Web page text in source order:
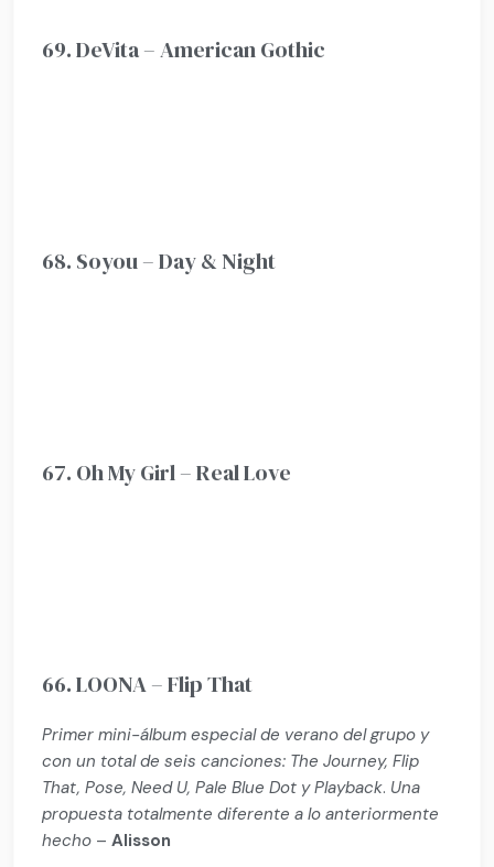
69. DeVita – American Gothic
68. Soyou – Day & Night
67. Oh My Girl – Real Love
66. LOONA – Flip That
Primer mini-álbum especial de verano del grupo y
con un total de seis canciones: The Journey, Flip
That, Pose, Need U, Pale Blue Dot y Playback. Una
propuesta totalmente diferente a lo anteriormente
hecho –Alisson